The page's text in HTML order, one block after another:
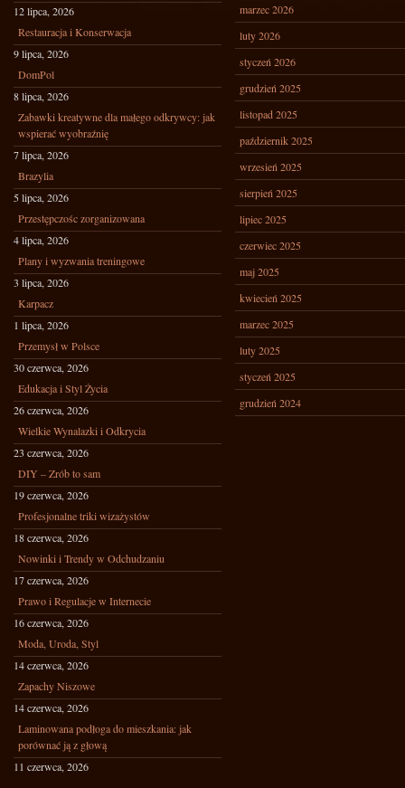
12 lipca, 2026
Restauracja i Konserwacja
9 lipca, 2026
DomPol
8 lipca, 2026
Zabawki kreatywne dla małego odkrywcy: jak
wspierać wyobraźnię
7 lipca, 2026
Brazylia
5 lipca, 2026
Przestępczośc zorganizowana
4 lipca, 2026
Plany i wyzwania treningowe
3 lipca, 2026
Karpacz
1 lipca, 2026
Przemysł w Polsce
30 czerwca, 2026
Edukacja i Styl Życia
26 czerwca, 2026
Wielkie Wynalazki i Odkrycia
23 czerwca, 2026
DIY – Zrób to sam
19 czerwca, 2026
Profesjonalne triki wizażystów
18 czerwca, 2026
Nowinki i Trendy w Odchudzaniu
17 czerwca, 2026
Prawo i Regulacje w Internecie
16 czerwca, 2026
Moda, Uroda, Styl
14 czerwca, 2026
Zapachy Niszowe
14 czerwca, 2026
Laminowana podłoga do mieszkania: jak
porównać ją z głową
11 czerwca, 2026
marzec 2026
luty 2026
styczeń 2026
grudzień 2025
listopad 2025
październik 2025
wrzesień 2025
sierpień 2025
lipiec 2025
czerwiec 2025
maj 2025
kwiecień 2025
marzec 2025
luty 2025
styczeń 2025
grudzień 2024